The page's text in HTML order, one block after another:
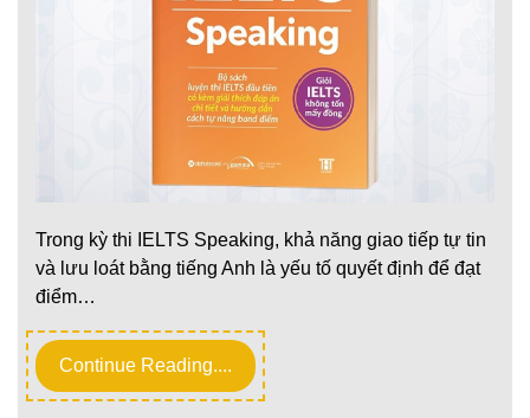
Trong kỳ thi IELTS Speaking, khả năng giao tiếp tự tin
và lưu loát bằng tiếng Anh là yếu tố quyết định để đạt
điểm…
Continue Reading....